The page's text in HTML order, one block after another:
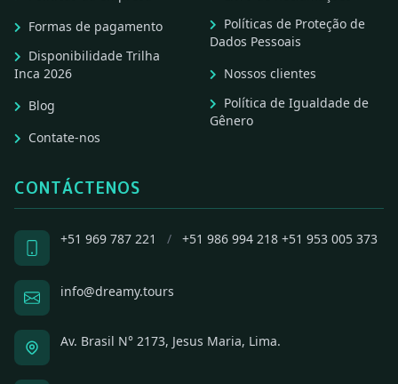
Formas de pagamento
Disponibilidade Trilha
Inca 2026
Blog
Contate-nos
Políticas de Proteção de
Dados Pessoais
Nossos clientes
Política de Igualdade de
Gênero
CONTÁCTENOS
+51 969 787 221 / +51 986 994 218 +51 953 005 373
info@dreamy.tours
Av. Brasil N° 2173, Jesus Maria, Lima.